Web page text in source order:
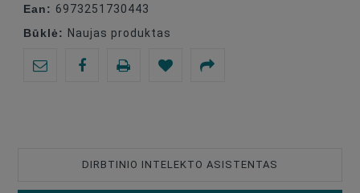
Ean: 6973251730443
Būklė: Naujas produktas
DIRBTINIO INTELEKTO ASISTENTAS